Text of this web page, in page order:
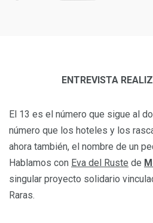
ENTREVISTA
El 13 es el número que sigue al
número que los hoteles y los
ahora también, el nombre de un
Hablamos con Eva del Ruste de
singular proyecto solidario
Raras.